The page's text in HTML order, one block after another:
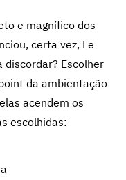
e magnífico dos
certa vez, Le
discordar? Escolher
da ambientação
acendem os
escolhidas: